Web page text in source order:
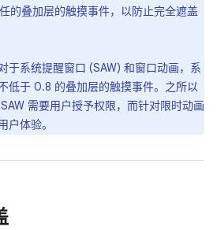
的叠加层的触摸事件，以防止完全遮盖
于系统提醒窗口 (SAW) 和窗口动画，系
低于 0.8 的叠加层的触摸事件。之所以
需要用户授予权限，而针对限时动画
户体验。